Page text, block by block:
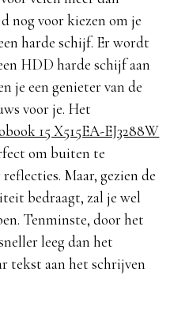
nog voor kiezen om je
harde schijf. Er wordt
HDD harde schijf aan
je een genieter van de
voor je. Het
15 X515EA-EJ3288W
om buiten te
Maar, gezien de
bedraagt, zal je wel
Tenminste, door het
leeg dan het
tekst aan het schrijven